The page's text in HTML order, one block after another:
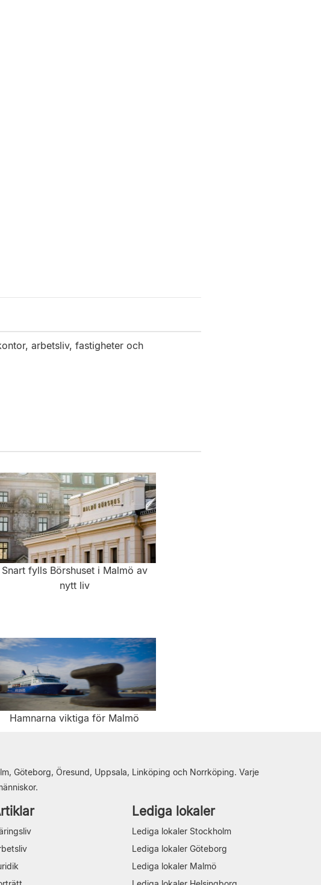
arbetsliv, fastigheter och
Snart fylls Börshuset i Malmö av
nytt liv
Hamnarna viktiga för Malmö
Göteborg, Öresund, Uppsala, Linköping och Norrköping. Varje
Lediga lokaler
Lediga lokaler Stockholm
Lediga lokaler Göteborg
Lediga lokaler Malmö